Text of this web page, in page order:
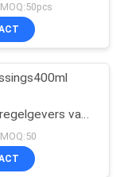
1
van